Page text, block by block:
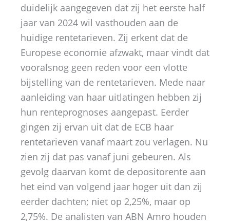
duidelijk aangegeven dat zij het eerste half
jaar van 2024 wil vasthouden aan de
huidige rentetarieven. Zij erkent dat de
Europese economie afzwakt, maar vindt dat
vooralsnog geen reden voor een vlotte
bijstelling van de rentetarieven. Mede naar
aanleiding van haar uitlatingen hebben zij
hun renteprognoses aangepast. Eerder
gingen zij ervan uit dat de ECB haar
rentetarieven vanaf maart zou verlagen. Nu
zien zij dat pas vanaf juni gebeuren. Als
gevolg daarvan komt de depositorente aan
het eind van volgend jaar hoger uit dan zij
eerder dachten; niet op 2,25%, maar op
2,75%. De analisten van ABN Amro houden